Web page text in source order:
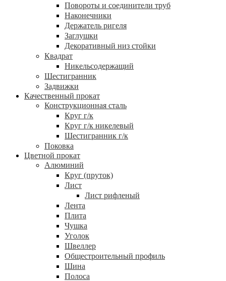
Повороты и соединители труб
Наконечники
Держатель ригеля
Заглушки
Декоративный низ стойки
Квадрат
Никельсодержащий
Шестигранник
Задвижки
Качественный прокат
Конструкционная сталь
Круг г/к
Круг г/к никелевый
Шестигранник г/к
Поковка
Цветной прокат
Алюминий
Круг (пруток)
Лист
Лист рифленый
Лента
Плита
Чушка
Уголок
Швеллер
Общестроительный профиль
Шина
Полоса